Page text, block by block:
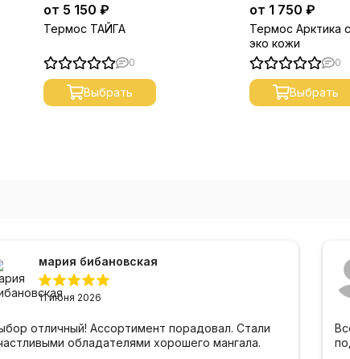
от 5 150 ₽
Термос ТАЙГА
0
Выбрать
от 1 750 ₽
Термос Арктика
эко кожи
0
Выбрать
мария бибановская
11 июня 2026
отличный! Ассортимент порадовал. Стали
обладателями хорошего мангала.